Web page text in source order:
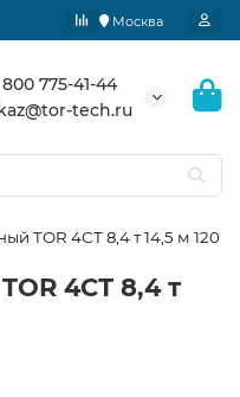
Москва
800 775-41-44
tech.ru
TOR 4СТ 8,4 т 14,5 м 120
4СТ 8,4 т